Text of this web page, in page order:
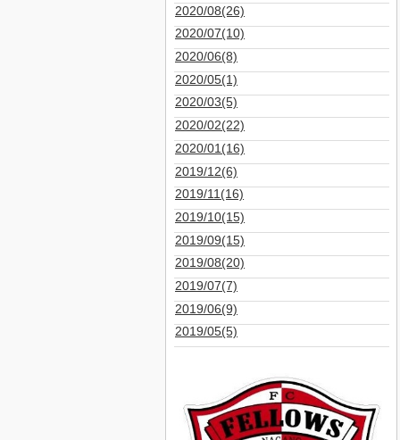
2020/08(26)
2020/07(10)
2020/06(8)
2020/05(1)
2020/03(5)
2020/02(22)
2020/01(16)
2019/12(6)
2019/11(16)
2019/10(15)
2019/09(15)
2019/08(20)
2019/07(7)
2019/06(9)
2019/05(5)